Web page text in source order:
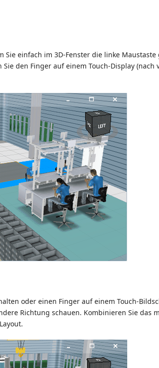
Sie einfach im 3D-Fenster die linke
den Finger auf einem Touch-Display
oder einen Finger auf einem Touch-
Richtung schauen. Kombinieren Sie das